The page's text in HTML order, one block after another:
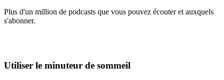
Plus d'un million de podcasts que vous pouvez écouter et auxquels
s'abonner.
Utiliser le minuteur de sommeil